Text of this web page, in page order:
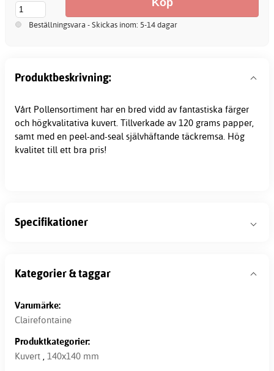
Beställningsvara - Skickas inom: 5-14 dagar
Produktbeskrivning:
Vårt Pollensortiment har en bred vidd av fantastiska färger
och högkvalitativa kuvert . Tillverkade av 120 grams papper,
samt med en peel-and-seal självhäftande täckremsa. Hög
kvalitet till ett bra pris!
Specifikationer
Kategorier & taggar
Varumärke:
Clairefontaine
Produktkategorier:
Kuvert , 140x140 mm